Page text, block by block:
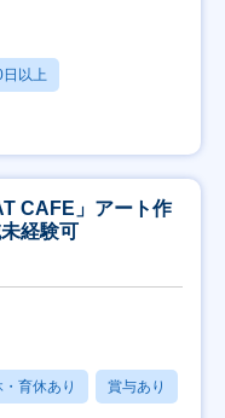
以上
CAFE」アート作
経験可
・育休あり 賞与あり